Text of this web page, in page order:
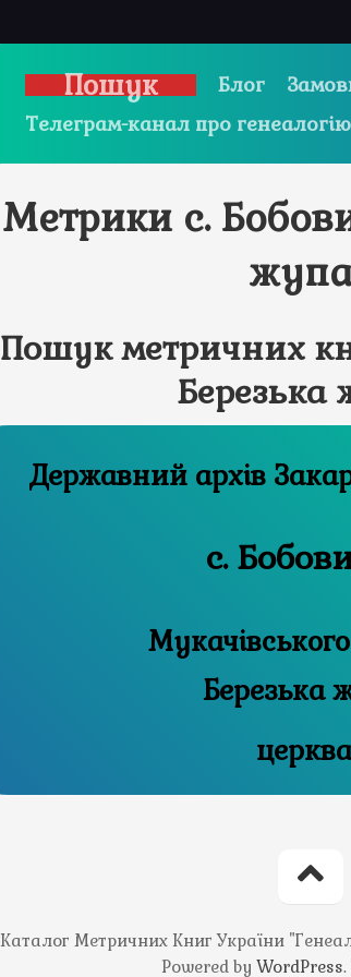
Пошук Блог
Телеграм-канал про генеалогію
Метрики с.
Пошук метричних
Березька
с.
Березька
церква
Каталог Метричних Книг України
Powered by WordPress